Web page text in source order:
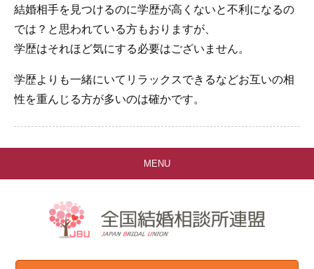
結婚相手を見つけるのに学歴が高くないと不利になるの
では？と思われている方もおりますが、
学歴はそれほど気にする必要はございません。
学歴よりも一緒にいてリラックスできるなどお互いの相
性を重んじる方が多いのは確かです。
MENU